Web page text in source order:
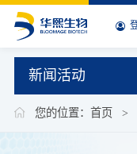
新闻活动
您的位置：首页 >